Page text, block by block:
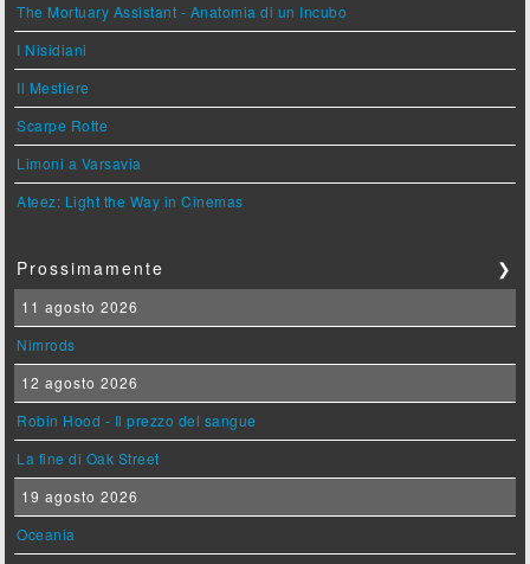
The Mortuary Assistant - Anatomia di un Incubo
I Nisidiani
Il Mestiere
Scarpe Rotte
Limoni a Varsavia
Ateez: Light the Way in Cinemas
Prossimamente ❯
11 agosto 2026
Nimrods
12 agosto 2026
Robin Hood - Il prezzo del sangue
La fine di Oak Street
19 agosto 2026
Oceania